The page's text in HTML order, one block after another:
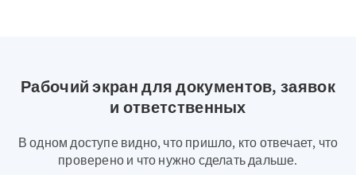
Рабочий экран для документов, заявок
и ответственных
В одном доступе видно, что пришло, кто отвечает, что
проверено и что нужно сделать дальше.